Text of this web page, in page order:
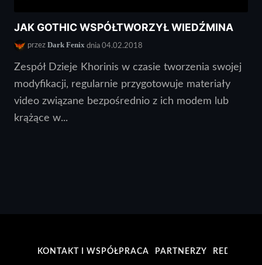
JAK GOTHIC WSPÓŁTWORZYŁ WIEDŹMINA
przez Dark Fenix dnia 04.02.2018
Zespół Dzieje Khorinis w czasie tworzenia swojej
modyfikacji, regularnie przygotowuje materiały
video związane bezpośrednio z ich modem lub
krążące w...
KONTAKT I WSPÓŁPRACA PARTNERZY REDAKCJA